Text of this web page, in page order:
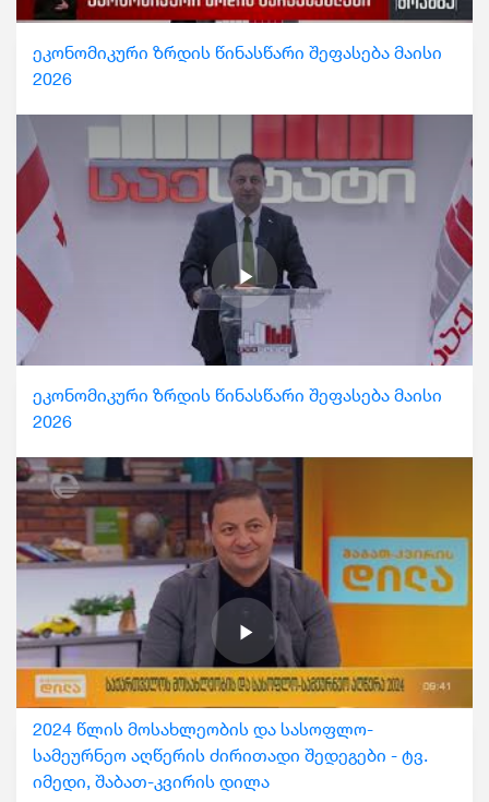
ეკონომიკური ზრდის წინასწარი შეფასება მაისი
2026
ეკონომიკური ზრდის წინასწარი შეფასება მაისი
2026
2024 წლის მოსახლეობის და სასოფლო-
სამეურნეო აღწერის ძირითადი შედეგები - ტვ.
იმედი, შაბათ-კვირის დილა